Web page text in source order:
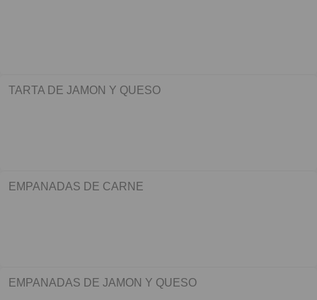
TARTA DE JAMON Y QUESO
EMPANADAS DE CARNE
EMPANADAS DE JAMON Y QUESO